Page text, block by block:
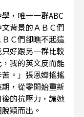
，唯一一群ABC
背景的ＡＢＣ們
Ｃ們卻瞧不起這
好跟另一群比較
我的英文反而能
。」張恩嬅搖搖
，從零開始重新
的抗壓力，讓她
穎而出。